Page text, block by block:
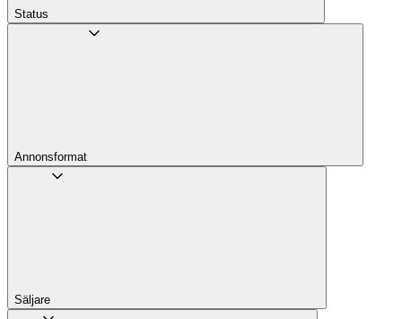
Status
Annons­format
Säljare